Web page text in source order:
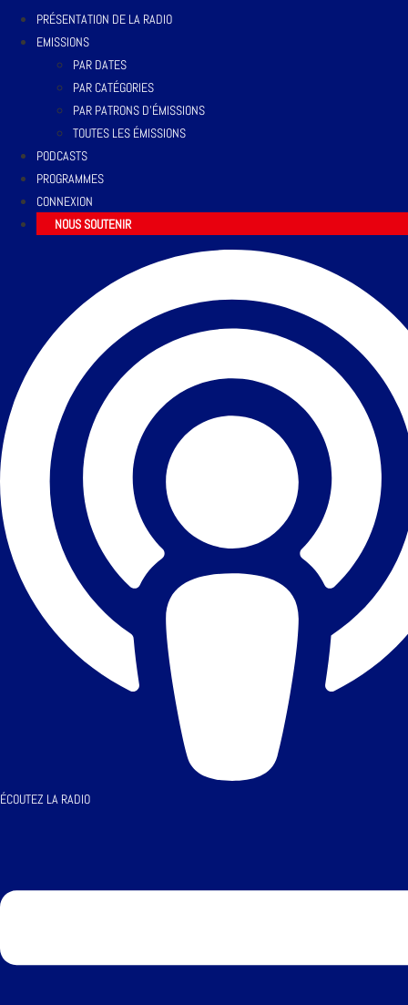
PRÉSENTATION DE LA RADIO
EMISSIONS
PAR DATES
PAR CATÉGORIES
PAR PATRONS D’ÉMISSIONS
TOUTES LES ÉMISSIONS
PODCASTS
PROGRAMMES
CONNEXION
NOUS SOUTENIR
ÉCOUTEZ LA RADIO